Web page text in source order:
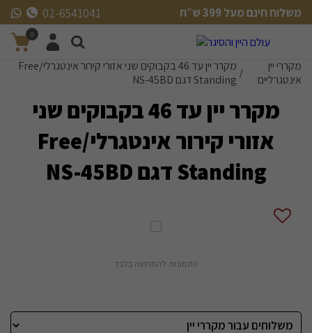
משלוח חינם מעל 399 ש״ח
משלוח חינם מעל 399 ש״ח
02-6541041
0
מקררי יין
אינטגרליים
/
מקרר יין עד 46 בקבוקים שני אזורי קירור אינטגרלי/Free
Standing דגם NS-45BD
מקרר יין עד 46 בקבוקים שני
אזורי קירור אינטגרלי/Free
Standing דגם NS-45BD
התמונות להמחשה בלבד